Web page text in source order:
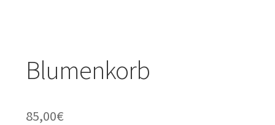
Geschenke
Blumenkorb
85,00€